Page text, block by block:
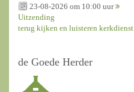
23-08-2026 om 10:00 uur
Uitzending
terug kijken en luisteren kerkdienst
de Goede Herder